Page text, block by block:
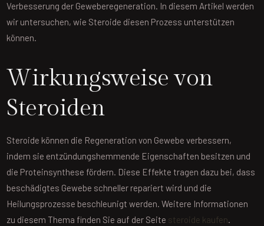
Verbesserung der Geweberegeneration. In diesem Artikel werden
wir untersuchen, wie Steroide diesen Prozess unterstützen
können.
Wirkungsweise von
Steroiden
Steroide können die Regeneration von Gewebe verbessern,
indem sie entzündungshemmende Eigenschaften besitzen und
die Proteinsynthese fördern. Diese Effekte tragen dazu bei, dass
beschädigtes Gewebe schneller repariert wird und die
Heilungsprozesse beschleunigt werden. Weitere Informationen
zu diesem Thema finden Sie auf der Seite steroide kaufen.